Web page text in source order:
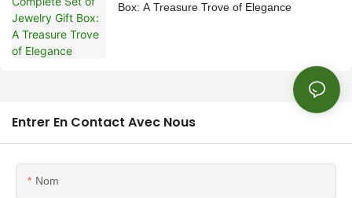
Box: A Treasure Trove of Elegance
Entrer En Contact Avec Nous
Nom